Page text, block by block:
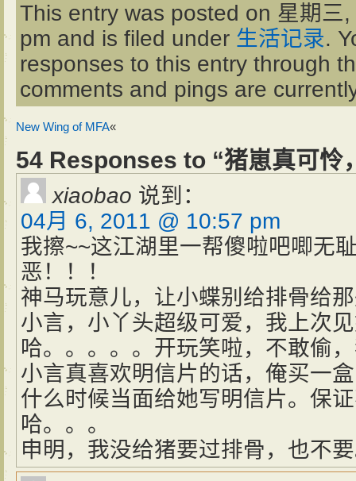
This entry was posted on 星期三
pm and is filed under 生活记录.
responses to this entry through
comments and pings are
New Wing of MFA«
54 Responses to “猪崽真可怜
xiaobao 说到：
04月 6, 2011 @ 10:57 pm
我擦~~这江湖里一帮傻啦吧唧无
恶！！！
神马玩意儿，让小蝶别给排骨给
小言，小丫头超级可爱，我上次
哈。。。。。开玩笑啦，不敢偷
小言真喜欢明信片的话，俺买一
什么时候当面给她写明信片。保
哈。。。
申明，我没给猪要过排骨，也不